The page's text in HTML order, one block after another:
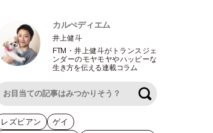
カルぺディエム
井上健斗
FTM ・井上健斗がトランスジェ
ンダーのモヤモヤやハッピーな
生き方を伝える連載コラム
レズビアン
ゲイ